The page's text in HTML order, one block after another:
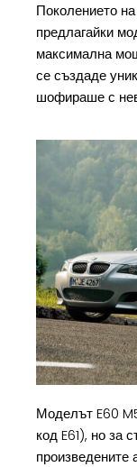
Поколението
предлагайки
максимална
се създаде
шофираше с
Моделът E60
код E61), но за
произведените